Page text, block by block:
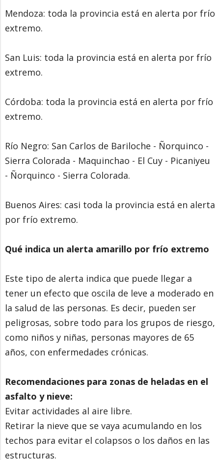
Mendoza: toda la provincia está en alerta por frío
extremo.
San Luis: toda la provincia está en alerta por frío
extremo.
Córdoba: toda la provincia está en alerta por frío
extremo.
Río Negro: San Carlos de Bariloche - Ñorquinco -
Sierra Colorada - Maquinchao - El Cuy - Picaniyeu
- Ñorquinco - Sierra Colorada.
Buenos Aires: casi toda la provincia está en alerta
por frío extremo.
Qué indica un alerta amarillo por frío extremo
Este tipo de alerta indica que puede llegar a
tener un efecto que oscila de leve a moderado en
la salud de las personas. Es decir, pueden ser
peligrosas, sobre todo para los grupos de riesgo,
como niños y niñas, personas mayores de 65
años, con enfermedades crónicas.
Recomendaciones para zonas de heladas en el
asfalto y nieve:
Evitar actividades al aire libre.
Retirar la nieve que se vaya acumulando en los
techos para evitar el colapsos o los daños en las
estructuras.